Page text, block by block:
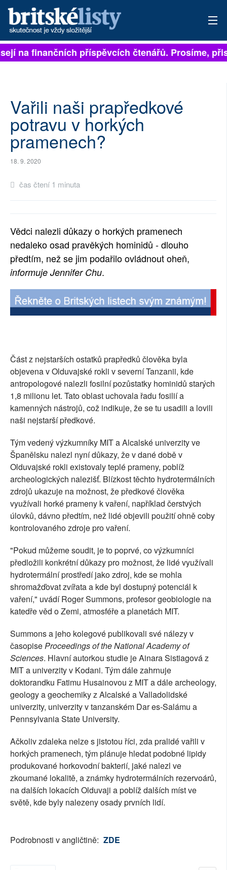
PŘIHLÁSIT
ARCHIV
ROZHOVORY
TÉMATA
SOCIÁLNÍ SÍTĚ
RUBRIKY
PLNÁ VERZE STRÁNEK
na finančních příspěvcích čtenářů. Prosíme,
Vařili naši prapředkové
potravu v horkých
pramenech?
18. 9. 2020
čas čtení 1 minuta
Vědci nalezli důkazy o horkých pramenech
nedaleko osad pravěkých hominidů - dlouho
předtím, než se jim podařilo ovládnout oheň,
informuje Jennifer Chu.
Část z nejstarších ostatků prapředků člověka byla
objevena v Olduvajské rokli v severní Tanzanii, kde
antropologové nalezli fosilní pozůstatky hominidů starých
1,8 milionu let. Tato oblast uchovala řadu fosilií a
kamenných nástrojů, což indikuje, že se tu usadili a lovili
naši nejstarší předkové.
Tým vedený výzkumníky MIT a Alcalské univerzity ve
Španělsku nalezl nyní důkazy, že v dané době v
Olduvajské rokli existovaly teplé prameny, poblíž
archeologických nalezišť. Blízkost těchto hydrotermálních
zdrojů ukazuje na možnost, že předkové člověka
využívali horké prameny k vaření, například čerstvých
úlovků, dávno předtím, než lidé objevili použití ohně coby
kontrolovaného zdroje pro vaření.
"Pokud můžeme soudit, je to poprvé, co výzkumníci
předložili konkrétní důkazy pro možnost, že lidé využívali
hydrotermální prostředí jako zdroj, kde se mohla
shromažďovat zvířata a kde byl dostupný potenciál k
vaření," uvádí Roger Summons, profesor geobiologie na
katedře věd o Zemi, atmosféře a planetách MIT.
Summons a jeho kolegové publikovali své nálezy v
časopiseProceedings of the National Academy of
Sciences. Hlavní autorkou studie je Ainara Sistiagová z
MIT a univerzity v Kodani. Tým dále zahrnuje
doktorandku Fatimu Husainovou z MIT a dále archeology,
geology a geochemiky z Alcalské a Valladolidské
univerzity, univerzity v tanzanském Dar es-Salámu a
Pennsylvania State University.
Ačkoliv zdaleka nelze s jistotou říci, zda pralidé vařili v
horkých pramenech, tým plánuje hledat podobné lipidy
produkované horkovodní bakterií, jaké nalezl ve
zkoumané lokalitě, a známky hydrotermálních rezervoárů,
na dalších lokacích Olduvaji a poblíž dalších míst ve
světě, kde byly nalezeny osady prvních lidí.
Podrobnosti v angličtině: ZDE